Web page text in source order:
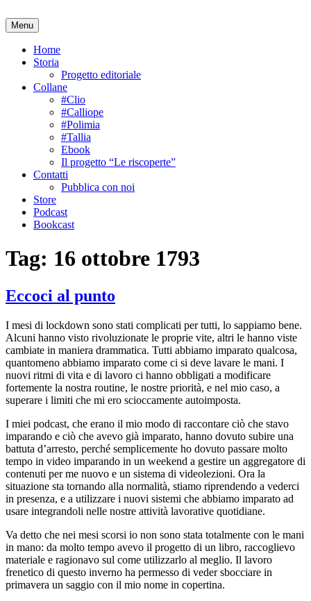
al
contenuto
Menu
Home
Storia
Progetto editoriale
Collane
#Clio
#Calliope
#Polimia
#Tallia
Ebook
Il progetto “Le riscoperte”
Contatti
Pubblica con noi
Store
Podcast
Bookcast
Tag: 16 ottobre 1793
Eccoci al punto
I mesi di lockdown sono stati complicati per tutti, lo sappiamo bene.
Alcuni hanno visto rivoluzionate le proprie vite, altri le hanno viste
cambiate in maniera drammatica. Tutti abbiamo imparato qualcosa,
quantomeno abbiamo imparato come ci si deve lavare le mani. I
nuovi ritmi di vita e di lavoro ci hanno obbligati a modificare
fortemente la nostra routine, le nostre priorità, e nel mio caso, a
superare i limiti che mi ero scioccamente autoimposta.
I miei podcast, che erano il mio modo di raccontare ciò che stavo
imparando e ciò che avevo già imparato, hanno dovuto subire una
battuta d’arresto, perché semplicemente ho dovuto passare molto
tempo in video imparando in un weekend a gestire un aggregatore di
contenuti per me nuovo e un sistema di videolezioni. Ora la
situazione sta tornando alla normalità, stiamo riprendendo a vederci
in presenza, e a utilizzare i nuovi sistemi che abbiamo imparato ad
usare integrandoli nelle nostre attività lavorative quotidiane.
Va detto che nei mesi scorsi io non sono stata totalmente con le mani
in mano: da molto tempo avevo il progetto di un libro, raccoglievo
materiale e ragionavo sul come utilizzarlo al meglio. Il lavoro
frenetico di questo inverno ha permesso di veder sbocciare in
primavera un saggio con il mio nome in copertina.